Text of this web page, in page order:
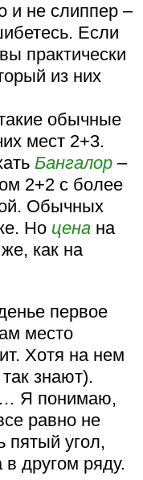
и не слиппер –
Если
практически
из них
обычные
мест 2+3.
Бангалор –
2+2 с более
Обычных
Но цена на
как на
первое
место
Хотя на нем
знают).
Я понимаю,
равно не
пятый угол,
в другом ряду.